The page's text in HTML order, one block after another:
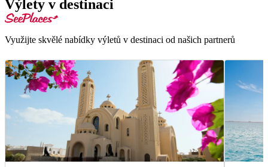
Výlety v destinaci
Využijte skvělé nabídky výletů v destinaci od našich partnerů